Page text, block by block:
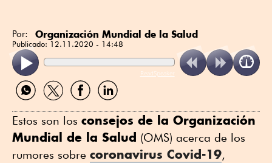
Por: Organización Mundial de la Salud
Publicado: 12.11.2020 - 14:48
ReadSpeaker
Compartir
por
Compartir
por
Compartir
por
Compartir
por
Estos son los consejos de la Organización
Mundial de la Salud (OMS) acerca de los
rumores sobre coronavirus Covid-19,